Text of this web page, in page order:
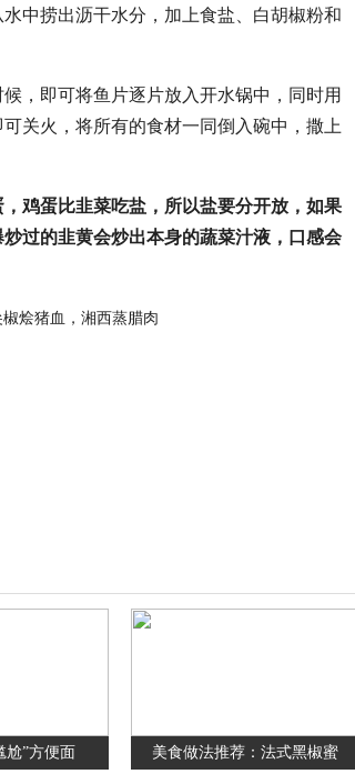
中捞出沥干水分，加上食盐、白胡椒粉和
，即可将鱼片逐片放入开水锅中，同时用
关火，将所有的食材一同倒入碗中，撒上
鸡蛋比韭菜吃盐，所以盐要分开放，如果
过的韭黄会炒出本身的蔬菜汁液，口感会
尬”方便面 美食做法推荐：法式黑椒蜜